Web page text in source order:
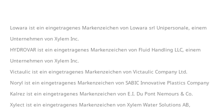
Lowara ist ein eingetragenes Markenzeichen von Lowara srl Unipersonale, einem
Unternehmen von Xylem Inc.
HYDROVAR ist ein eingetragenes Markenzeichen von Fluid Handling LLC, einem
Unternehmen von Xylem Inc.
Victaulic ist ein eingetragenes Markenzeichen von Victaulic Company Ltd.
Noryl ist ein eingetragenes Markenzeichen von SABIC Innovative Plastics Company
Kalrez ist ein eingetragenes Markenzeichen von E.I. Du Pont Nemours & Co.
Xylect ist ein eingetragenes Markenzeichen von Xylem Water Solutions AB,